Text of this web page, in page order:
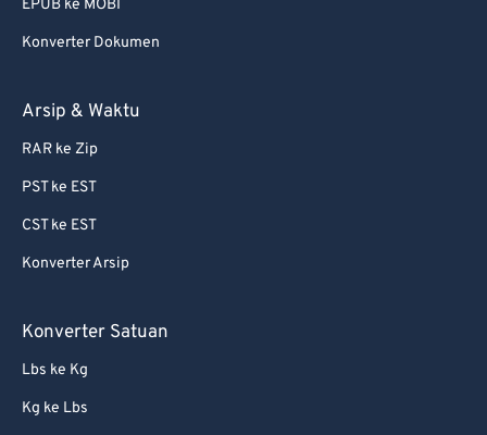
EPUB ke MOBI
Konverter Dokumen
Arsip & Waktu
RAR ke Zip
PST ke EST
CST ke EST
Konverter Arsip
Konverter Satuan
Lbs ke Kg
Kg ke Lbs